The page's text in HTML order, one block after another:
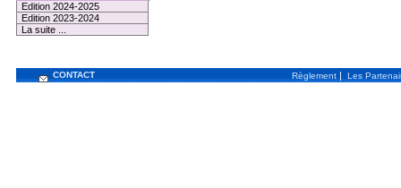
Edition 2024-2025
Edition 2023-2024
La suite ...
CONTACT Règlement | Les